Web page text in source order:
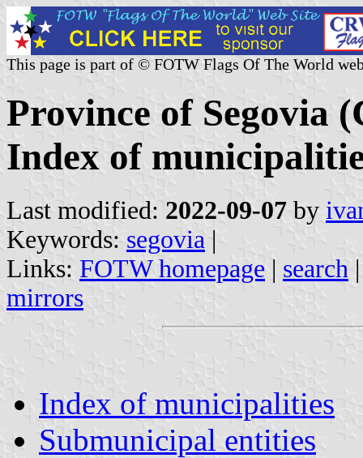
This page is part of © FOTW Flags Of The World
Province of Segovia
Index of
Last modified: 2022-09-07 by
Keywords: segovia |
Links: FOTW homepage | search
mirrors
Index of municipalities
Submunicipal entities